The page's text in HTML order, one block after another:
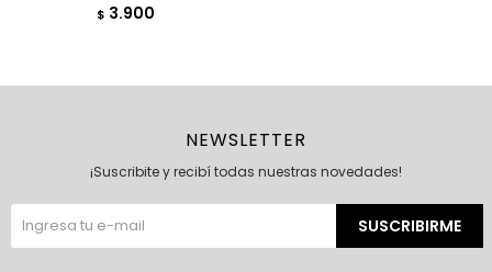
$ 3.900
NEWSLETTER
¡Suscribite y recibí todas nuestras novedades!
SUSCRIBIRME